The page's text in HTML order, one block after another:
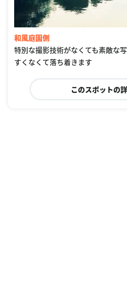
和風庭園側
特別な撮影技術がなくても素敵な
すくなくて落ち着きます
このスポットの